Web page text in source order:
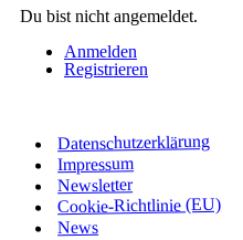
Du bist nicht angemeldet.
Anmelden
Registrieren
Datenschutzerklärung
Impressum
Newsletter
Cookie-Richtlinie (EU)
News